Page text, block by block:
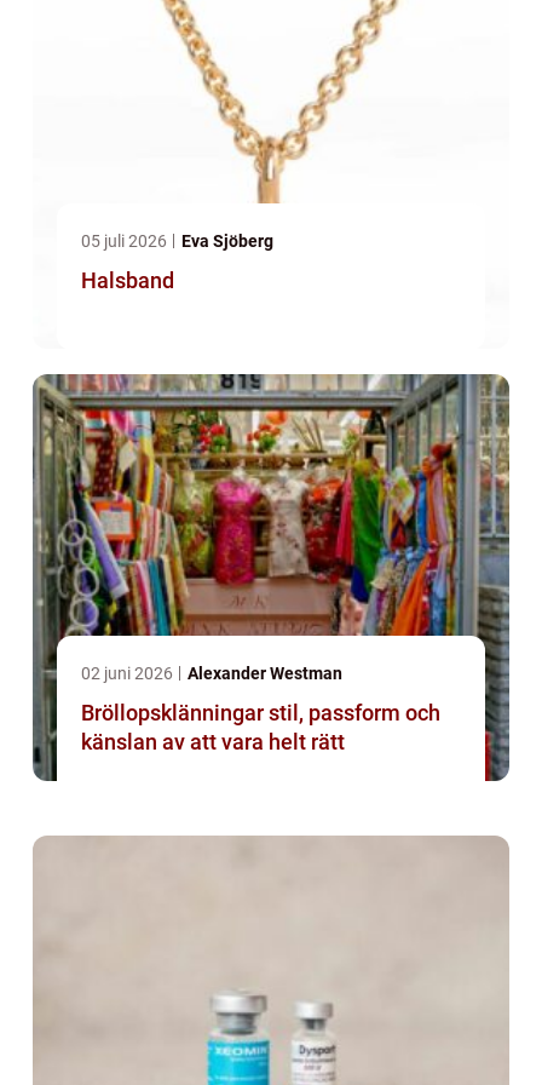
05 juli 2026 Eva Sjöberg
Halsband
02 juni 2026 Alexander Westman
Bröllopsklänningar stil, passform och
känslan av att vara helt rätt